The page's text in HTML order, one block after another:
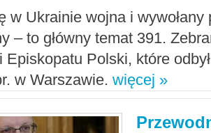
w Ukrainie wojna i
– to główny temat 391.
Episkopatu Polski, które
w Warszawie. więcej »